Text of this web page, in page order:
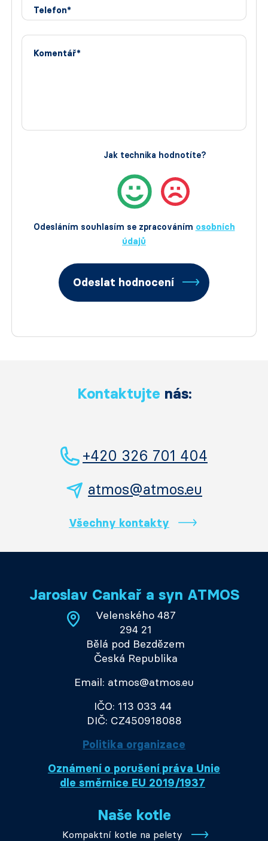
Telefon*
Komentář*
Odesláním souhlasím se zpracováním osobních
údajů
Jak technika hodnotíte?
Odeslat hodnocení
Kontaktujte nás:
+420 326 701 404
atmos@atmos.eu
Všechny kontakty
Jaroslav Cankař a syn ATMOS
Velenského 487
294 21
Bělá pod Bezdězem
Česká Republika
Email: atmos@atmos.eu
IČO: 113 033 44
DIČ: CZ450918088
Politika organizace
Oznámení o porušení práva Unie
dle směrnice EU 2019/1937
Naše kotle
Kompaktní kotle na pelety